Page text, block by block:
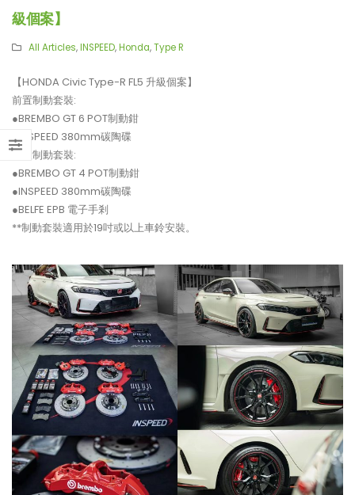
級個案】
All Articles,INSPEED,Honda,Type R
【HONDA Civic Type-R FL5 升級個案】
前置制動套裝:
●BREMBO GT 6 POT制動鉗
●INSPEED 380mm碳陶碟
後置制動套裝:
●BREMBO GT 4 POT制動鉗
●INSPEED 380mm碳陶碟
●BELFE EPB 電子手剎
**制動套裝適用於19吋或以上車鈴安裝。
【LARTE-Design: 打造出終極版
本的BMW XM】
【再向經典致敬!! Suzuki Jimny
XL化身迷你G-Class】
【打造一部更簡潔有力的Honda
Type-R FL5?!】
【不能錯過的最新升級改
Instagram Reels】
【全球限量一部!! McLaren
650S Project Kilo升級攻